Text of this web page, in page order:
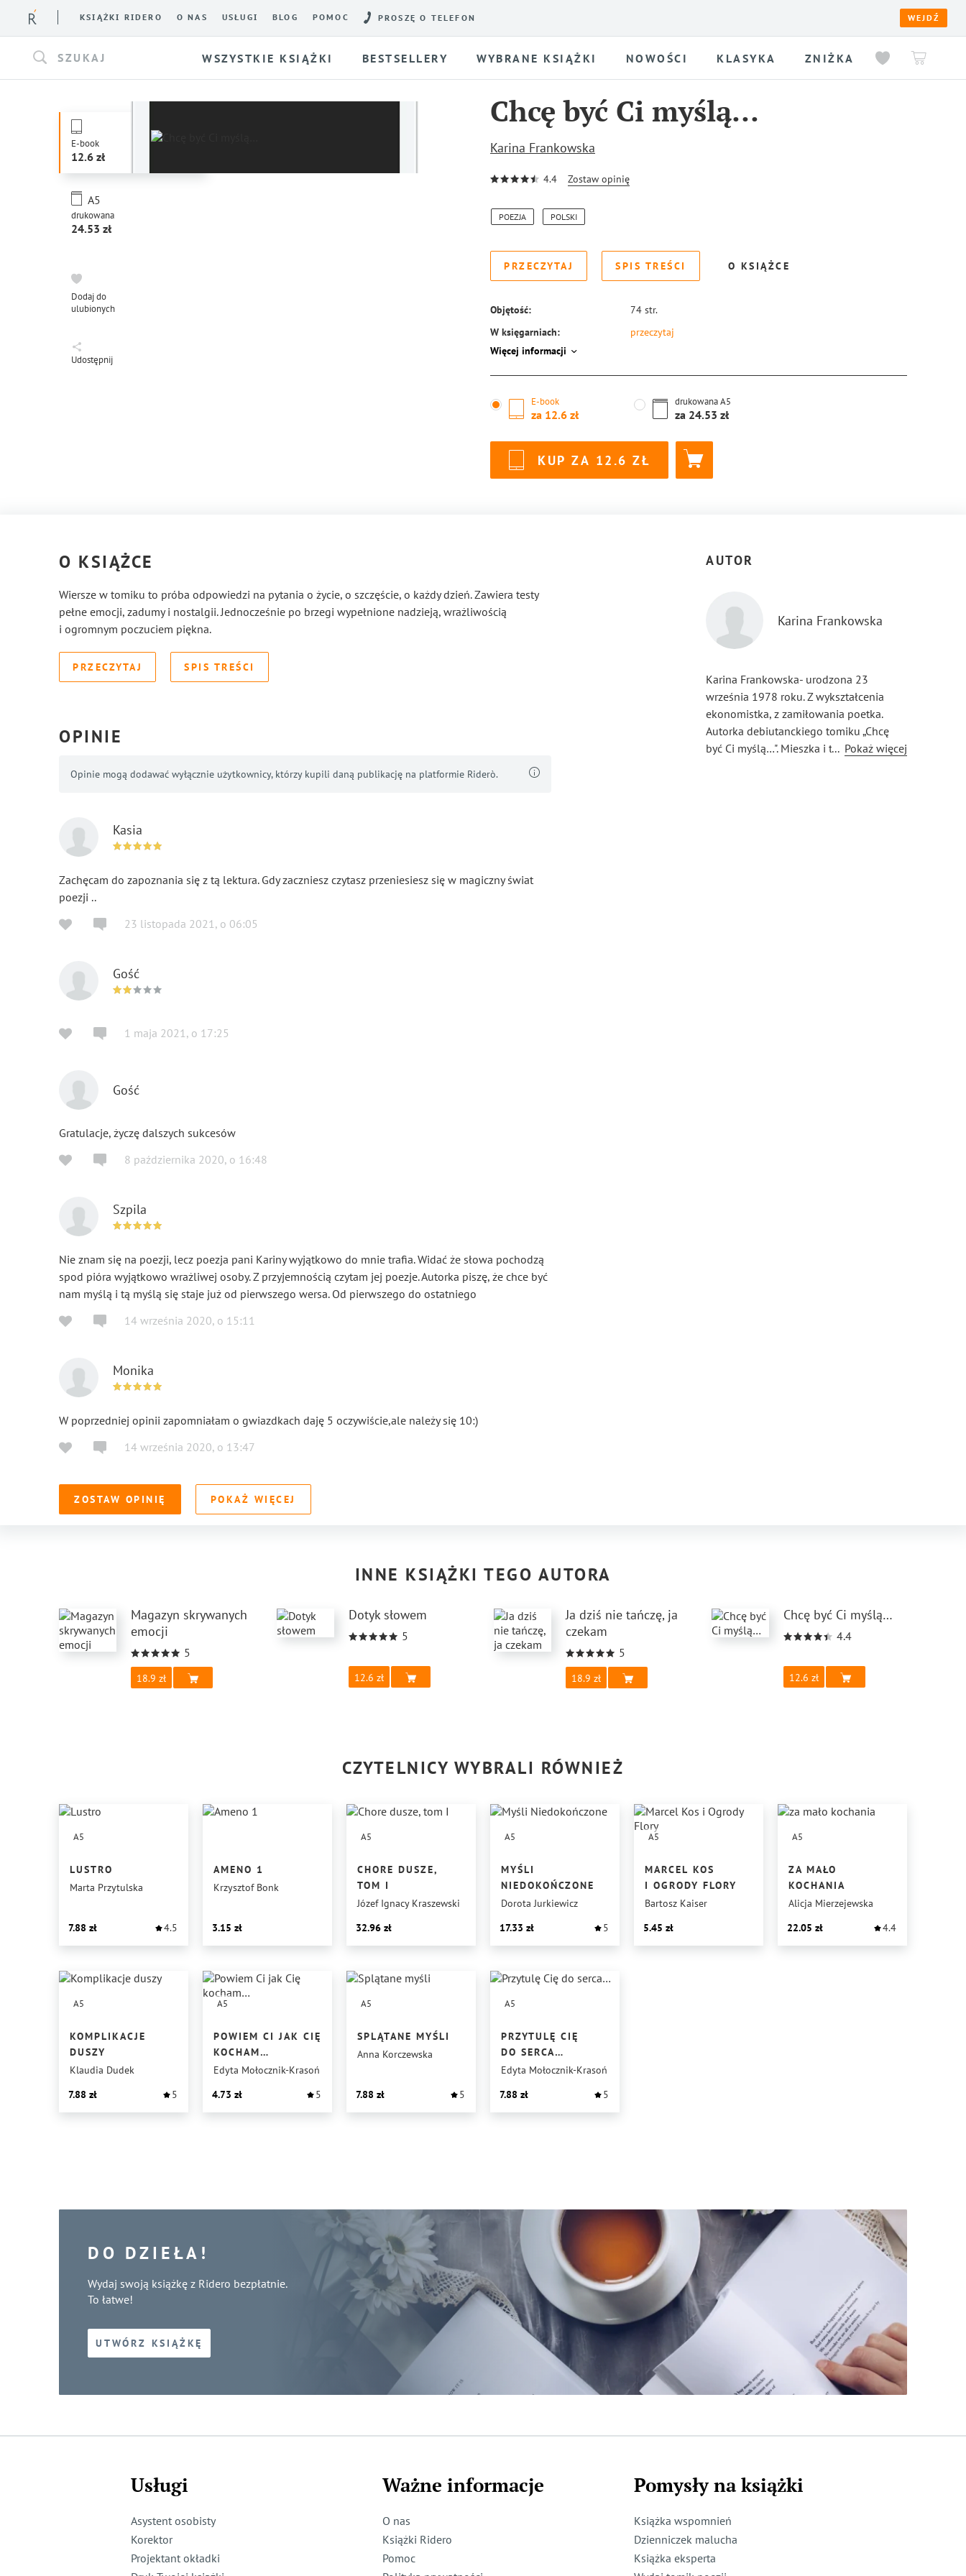
KSIĄŻKI RIDERO O NAS USŁUGI BLOG POMOC PROSZĘ O TELEFON WEJDŹ
SZUKAJ WSZYSTKIE KSIĄŻKI BESTSELLERY WYBRANE KSIĄŻKI NOWOŚCI KLASYKA ZNIŻKA
E-book
12.6
drukowana
A5
24.53
Dodaj do
ulubionych
Udostępnij
Chcę być Ci myślą…
Karina Frankowska
4.4 Zostaw opinię
POEZJA POLSKI
PRZECZYTAJ SPIS TREŚCI O KSIĄŻCE
Objętość: 74 str.
W księgarniach:
przeczytaj
ISBN:
Więcej informacji
E-book
za 12.6
drukowanaA5
za 24.53
KUP ZA 12.6
O KSIĄŻCE
Wiersze w tomiku to próba odpowiedzi na pytania o życie, o szczęście, o każdy dzień. Zawiera testy
pełne emocji, zadumy i nostalgii. Jednocześnie po brzegi wypełnione nadzieją, wrażliwością
i ogromnym poczuciem piękna.
PRZECZYTAJ SPIS TREŚCI
OPINIE
Opinie mogą dodawać wyłącznie użytkownicy, którzy kupili daną publikację na platformie Riderò.
Kasia
Zachęcam do zapoznania się z tą lektura. Gdy zaczniesz czytasz przeniesiesz się w magiczny świat
poezji ..
23 listopada 2021 , o 06:05
Gość
1 maja 2021 , o 17:25
Gość
Gratulacje, życzę dalszych sukcesów
8 października 2020, o 16:48
Szpila
Nie znam się na poezji, lecz poezja pani Kariny wyjątkowo do mnie trafia. Widać że słowa pochodzą
spod pióra wyjątkowo wrażliwej osoby. Z przyjemnością czytam jej poezje. Autorka piszę, że chce być
nam myślą i tą myślą się staje już od pierwszego wersa. Od pierwszego do ostatniego
14 września 2020, o 15:11
Monika
W poprzedniej opinii zapomniałam o gwiazdkach daję 5 oczywiście,ale należy się 10:)
14 września 2020, o 13:47
ZOSTAW OPINIĘ POKAŻ WIĘCEJ
AUTOR
Karina Frankowska
Karina Frankowska- urodzona 23
września 1978 roku. Z wykształcenia
ekonomistka, z zamiłowania poetka.
Autorka debiutanckiego tomiku „Chcę
być Ci myślą…". Mieszka i tworzy w Gdyni.
... Pokaż więcej
INNE KSIĄŻKI TEGO AUTORA
Magazyn skrywanych
emocji
5
18.9
Dotyk słowem
5
12.6
Ja dziś nie tańczę, ja
czekam
5
18.9
Chcę być Ci myślą…
4.4
12.6
CZYTELNICY WYBRALI RÓWNIEŻ
A5
LUSTRO
Marta Przytulska
7.88 4.5
AMENO 1
Krzysztof Bonk
3.15
A5
CHORE DUSZE,
TOM I
Józef Ignacy Kraszewski
32.96
A5
MYŚLI
NIEDOKOŃCZONE
Dorota Jurkiewicz
17.33
5
A5
MARCEL KOS
I OGRODY FLORY
Bartosz Kaiser
5.45
A5
ZA MAŁO
KOCHANIA
Alicja Mierzejewska
22.05
4.4
A5
KOMPLIKACJE
DUSZY
Klaudia Dudek
7.88
5
A5
POWIEM CI JAK CIĘ
KOCHAM…
Edyta Mołocznik-Krasoń
4.73
5
A5
SPLĄTANE MYŚLI
Anna Korczewska
7.88 5
A5
PRZYTULĘ CIĘ
DO SERCA…
Edyta Mołocznik-Krasoń
7.88
5
DO DZIEŁA!
Wydaj swoją książkę z Ridero bezpłatnie.
To łatwe!
UTWÓRZ KSIĄŻKĘ
Usługi
Asystent osobisty
Korektor
Projektant okładki
Ważne informacje
O nas
Książki Ridero
Pomoc
Pomysły na książki
Książka wspomnień
Dzienniczek malucha
Książka eksperta